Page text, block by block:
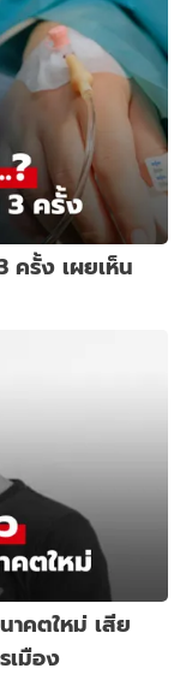
ครั้ง เผยเห็น
คตใหม่ เสีย
เมือง